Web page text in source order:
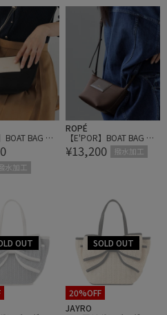
BOAT BAG Min
量・一部WE
・26AW新色
水加工
ROPÉ
【E'POR】BOAT BAG Min
i/撥水・超軽量・一部WE
B限定カラー・26AW新色
¥13,200 撥水加工
20%OFF
JAYRO